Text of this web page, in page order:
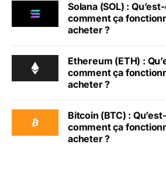
Solana (SOL) :
comment ça
acheter ?
Ethereum (ETH) :
comment ça
acheter ?
Bitcoin (BTC) :
comment ça
acheter ?